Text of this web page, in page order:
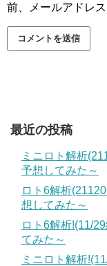
前、メールアドレ
最近の投稿
ミニロト解析
予想してみた～
ロト6解析
想してみた～
ロト6解析!(11/
てみた～
ミニロト解析